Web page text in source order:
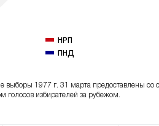
НРП
ПНД
выборы 1977 г. 31 марта предоставлены со
голосов избирателей за рубежом.